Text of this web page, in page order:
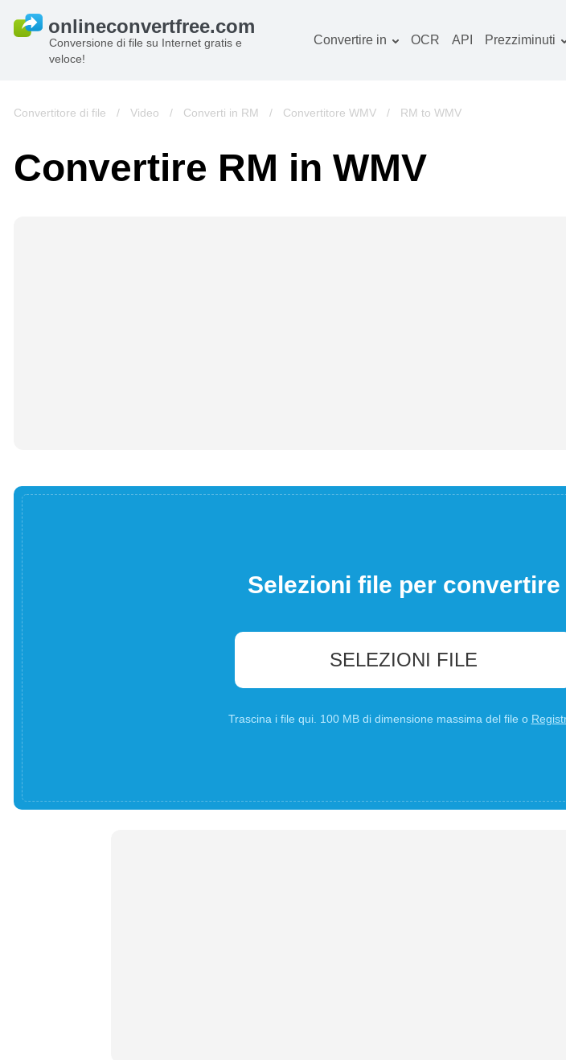
Conversione di file su Internet gratis e
veloce!
Convertire in
Immagine convertitore
Libri convertitore
OCR API Prezziminuti
Convertitore di file / Video / Converti in RM / Convertitore WMV / RM to WMV
Convertire RM in WMV
Selezioni file per convertire
SELEZIONI FILE
Trascina i file qui. 100 MB di dimensione massima del file o